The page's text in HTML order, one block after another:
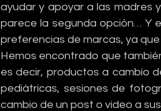
ayudar y apoyar a las madres
parece la segunda opción… Y
preferencias de marcas, ya
Hemos encontrado que
es decir, productos a cambio
pediátricas, sesiones de
cambio de un post o video a